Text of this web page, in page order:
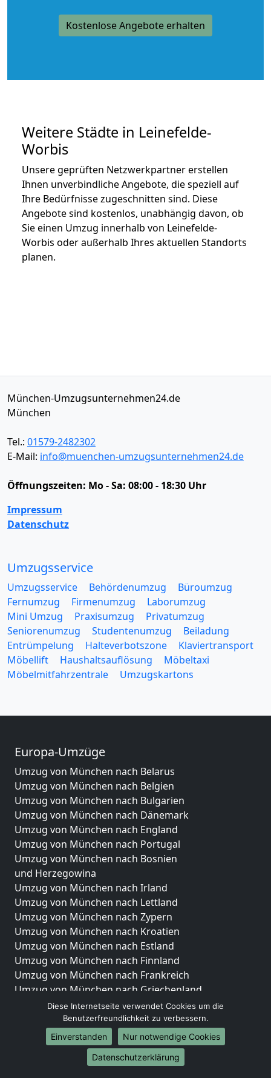
Kostenlose Angebote erhalten
Weitere Städte in Leinefelde-
Worbis
Unsere geprüften Netzwerkpartner erstellen
Ihnen unverbindliche Angebote, die speziell auf
Ihre Bedürfnisse zugeschnitten sind. Diese
Angebote sind kostenlos, unabhängig davon, ob
Sie einen Umzug innerhalb von Leinefelde-
Worbis oder außerhalb Ihres aktuellen Standorts
planen.
München-Umzugsunternehmen24.de
München
Tel.: 01579-2482302
E-Mail: info@muenchen-umzugsunternehmen24.de
Öffnungszeiten: Mo - Sa: 08:00 - 18:30 Uhr
Impressum
Datenschutz
Umzugsservice
Umzugsservice Behördenumzug
Büroumzug
Fernumzug
Firmenumzug
Laborumzug
Mini Umzug
Praxisumzug
Privatumzug
Seniorenumzug
Studentenumzug
Beiladung
Entrümpelung
Halteverbotszone
Klaviertransport
Möbellift
Haushaltsauflösung
Möbeltaxi
Möbelmitfahrzentrale
Umzugskartons
Europa-Umzüge
Umzug von München nach Belarus
Umzug von München nach Belgien
Umzug von München nach Bulgarien
Umzug von München nach Dänemark
Umzug von München nach England
Umzug von München nach Portugal
Umzug von München nach Bosnien
und Herzegowina
Umzug von München nach Irland
Umzug von München nach Lettland
Umzug von München nach Zypern
Umzug von München nach Kroatien
Umzug von München nach Estland
Umzug von München nach Finnland
Umzug von München nach Frankreich
Umzug von München nach Griechenland
Umzug von München nach Italien
Umzug von München nach Liechtenstein
Umzug von München nach Luxemburg
Umzug von München nach Niederlande
Umzug von München nach Norwegen
Diese Internetseite verwendet Cookies um die
Benutzerfreundlichkeit zu verbessern.
Einverstanden
Nur notwendige Cookies
Datenschutzerklärung